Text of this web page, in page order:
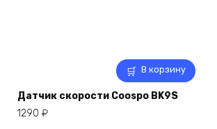
В корзину
Датчик скорости Coospo BK9S
1290 ₽